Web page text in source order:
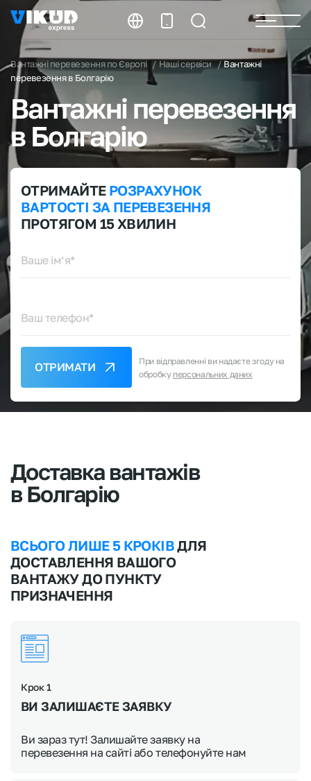
Вантажні перевезення по Європі Наші сервіси
Вантажні
перевезення в Болгарію
Вантажні перевезення
в Болгарію
ОТРИМАЙТЕ РОЗРАХУНОК
ВАРТОСТІ ЗА ПЕРЕВЕЗЕННЯ
ПРОТЯГОМ 15 ХВИЛИН
Ваше ім’я*
Ваш телефон*
ОТРИМАТИ
При відправленні ви надаєте згоду на
обробку персональних даних
Доставка вантажів
в Болгарію
ВСЬОГО ЛИШЕ 5 КРОКІВДЛЯ
ДОСТАВЛЕННЯ ВАШОГО
ВАНТАЖУ ДО ПУНКТУ
ПРИЗНАЧЕННЯ
Крок 1
ВИ ЗАЛИШАЄТЕ ЗАЯВКУ
Ви зараз тут! Залишайте заявку на
перевезення на сайті або телефонуйте нам